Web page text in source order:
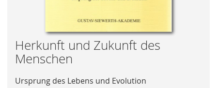
Skip
to
the
of
Herkunft und Zukunft des
Menschen
Ursprung des Lebens und Evolution